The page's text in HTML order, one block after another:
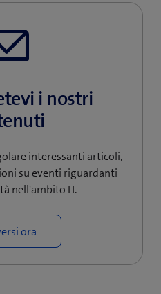
i nostri
interessanti articoli,
su eventi riguardanti
nell'ambito IT.
ora